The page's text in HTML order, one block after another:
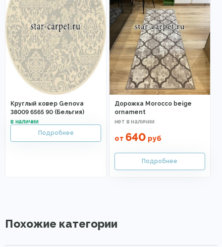
Круглый ковер Genova
38009 6565 90 (Бельгия)
Дорожка Morocco beige
ornament
от 640 руб
Похожие категории